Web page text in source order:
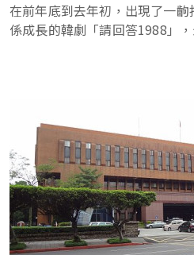
在前年底到去年初，出現了一
係成長的韓劇「請回答1988」